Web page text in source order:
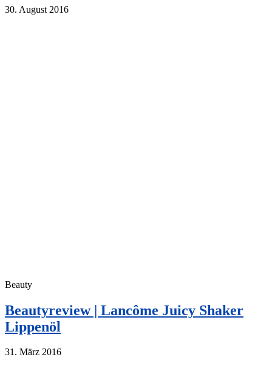
30. August 2016
Beauty
Beautyreview | Lancôme Juicy Shaker
Lippenöl
31. März 2016